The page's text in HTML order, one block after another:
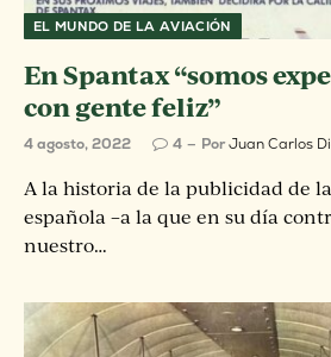
EL MUNDO DE LA AVIACIÓN
En Spantax “somos
con gente feliz”
4 agosto, 2022 4 PorJuan Carlos
A la historia de la publicidad de
española –a la que en su día
nuestro…